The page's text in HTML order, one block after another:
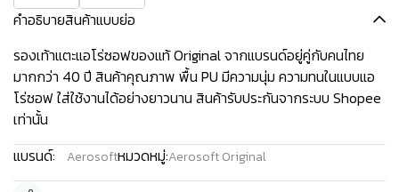
คำอธิบายสินค้าแบบย่อ
รองเท้าแตะแอโร่ซอฟของแท้ Original จากแบรนด์อยู่คู่กับคนไทย
มากกว่า 40 ปี สินค้าคุณภาพ พื้น PU มีความนุ่ม ความทนในแบบแอ
โร่ซอฟ ใส่ใช้งานได้อย่างยาวนาน สินค้ารับประกันจากระบบ Shopee
เท่านั้น
แบรนด์:
Aerosoftหมวดหมู่:Aerosoft Original